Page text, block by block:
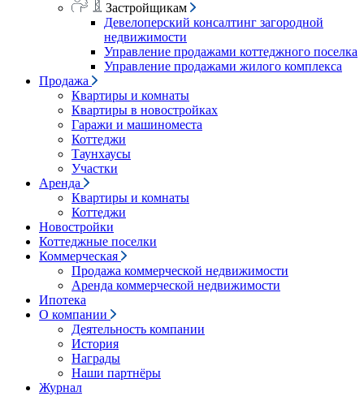
Застройщикам
Девелоперский консалтинг загородной
недвижимости
Управление продажами коттеджного поселка
Управление продажами жилого комплекса
Продажа
Квартиры и комнаты
Квартиры в новостройках
Гаражи и машиноместа
Коттеджи
Таунхаусы
Участки
Аренда
Квартиры и комнаты
Коттеджи
Новостройки
Коттеджные поселки
Коммерческая
Продажа коммерческой недвижимости
Аренда коммерческой недвижимости
Ипотека
О компании
Деятельность компании
История
Награды
Наши партнёры
Журнал